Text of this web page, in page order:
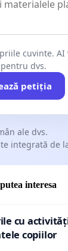
cuvinte. AI
dvs.
petiția
ale dvs.
integrată de
interesa
cu
copiilor